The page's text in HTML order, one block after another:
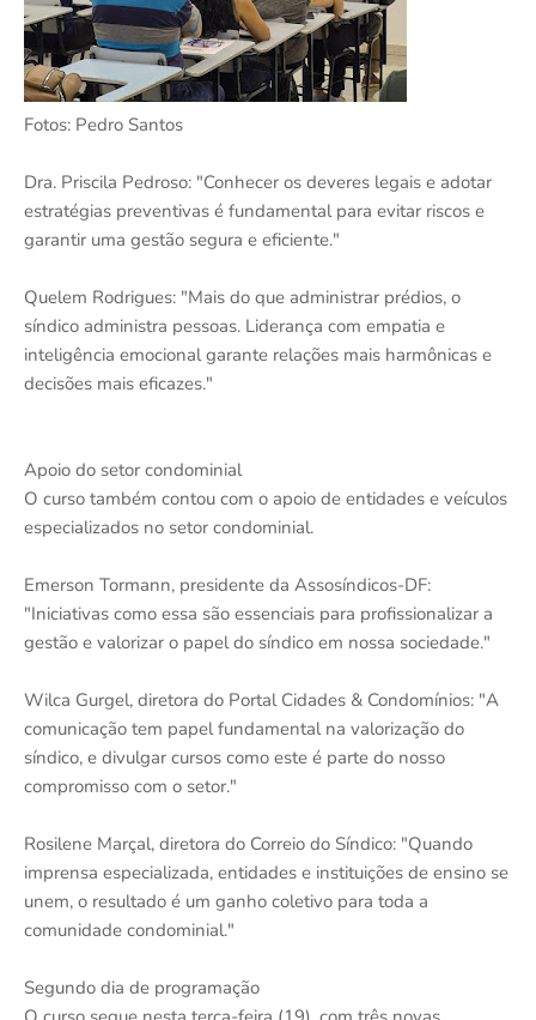
Fotos: Pedro Santos
Dra. Priscila Pedroso: "Conhecer os deveres legais e adotar
estratégias preventivas é fundamental para evitar riscos e
garantir uma gestão segura e eficiente."
Quelem Rodrigues: "Mais do que administrar prédios, o
síndico administra pessoas. Liderança com empatia e
inteligência emocional garante relações mais harmônicas e
decisões mais eficazes."
Apoio do setor condominial
O curso também contou com o apoio de entidades e veículos
especializados no setor condominial.
Emerson Tormann, presidente da Assosíndicos-DF:
"Iniciativas como essa são essenciais para profissionalizar a
gestão e valorizar o papel do síndico em nossa sociedade."
Wilca Gurgel, diretora do Portal Cidades & Condomínios: "A
comunicação tem papel fundamental na valorização do
síndico, e divulgar cursos como este é parte do nosso
compromisso com o setor."
Rosilene Marçal, diretora do Correio do Síndico: "Quando
imprensa especializada, entidades e instituições de ensino se
unem, o resultado é um ganho coletivo para toda a
comunidade condominial."
Segundo dia de programação